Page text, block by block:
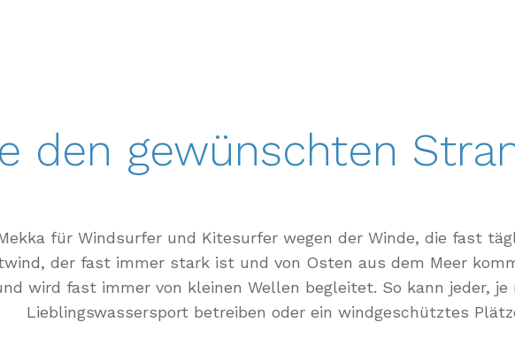
den gewünschten
für Windsurfer und Kitesurfer wegen der Winde, die fast
der fast immer stark ist und von Osten aus dem Meer
wird fast immer von kleinen Wellen begleitet. So kann jeder,
Lieblingswassersport betreiben oder ein windgeschütztes